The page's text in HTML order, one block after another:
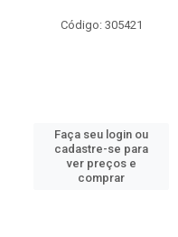
Código: 305421
Faça seu login ou
cadastre-se para
ver preços e
comprar